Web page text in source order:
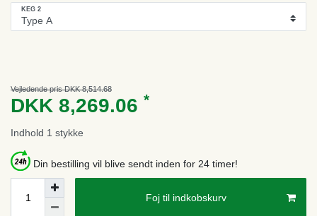
KEG 2
Vejledende pris DKK 8,514.68
DKK 8,269.06 *
Indhold 1 stykke
Din bestilling vil blive sendt inden for 24 timer!
Foj til indkobskurv